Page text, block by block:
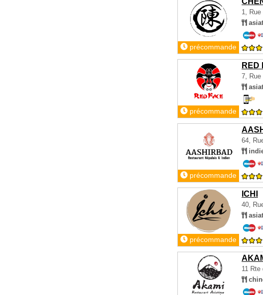
1, Rue
précommande
RED
7, Rue
précommande
64,
précommande
ICHI
40,
précommande
11 Rte